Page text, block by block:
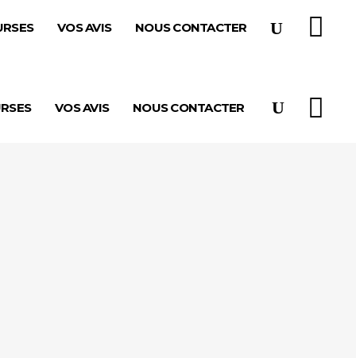
VOS AVIS NOUS CONTACTER
VOS AVIS NOUS CONTACTER